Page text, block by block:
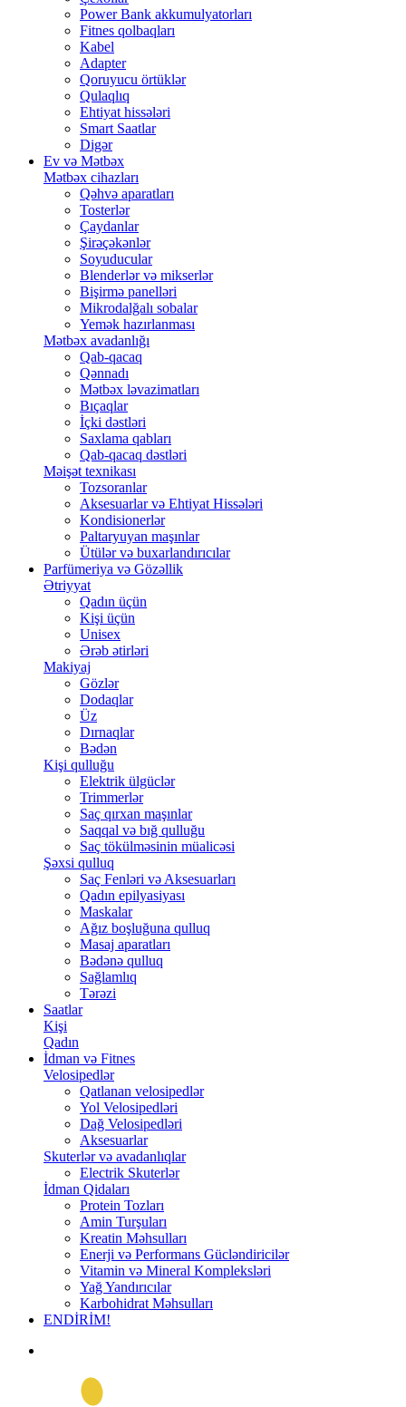
Power Bank akkumulyatorları
Fitnes qolbaqları
Kabel
Adapter
Qoruyucu örtüklər
Qulaqlıq
Ehtiyat hissələri
Smart Saatlar
Digər
Ev və Mətbəx
Mətbəx cihazları
Qəhvə aparatları
Tosterlər
Çaydanlar
Şirəçəkənlər
Soyuducular
Blenderlər və mikserlər
Bişirmə panelləri
Mikrodalğalı sobalar
Yemək hazırlanması
Mətbəx avadanlığı
Qab-qacaq
Qənnadı
Mətbəx ləvazimatları
Bıçaqlar
İçki dəstləri
Saxlama qabları
Qab-qacaq dəstləri
Məişət texnikası
Tozsoranlar
Aksesuarlar və Ehtiyat Hissələri
Kondisionerlər
Paltaryuyan maşınlar
Ütülər və buxarlandırıcılar
Parfümeriya və Gözəllik
Ətriyyat
Qadın üçün
Kişi üçün
Unisex
Ərəb ətirləri
Makiyaj
Gözlər
Dodaqlar
Üz
Dırnaqlar
Bədən
Kişi qulluğu
Elektrik ülgüclər
Trimmerlər
Saç qırxan maşınlar
Saqqal və bığ qulluğu
Saç tökülməsinin müalicəsi
Şəxsi qulluq
Saç Fenləri və Aksesuarları
Qadın epilyasiyası
Maskalar
Ağız boşluğuna qulluq
Masaj aparatları
Bədənə qulluq
Sağlamlıq
Tərəzi
Saatlar
Kişi
Qadın
İdman və Fitnes
Velosipedlər
Qatlanan velosipedlər
Yol Velosipedləri
Dağ Velosipedləri
Aksesuarlar
Skuterlər və avadanlıqlar
Electrik Skuterlər
İdman Qidaları
Protein Tozları
Amin Turşuları
Kreatin Məhsulları
Enerji və Performans Gücləndiricilər
Vitamin və Mineral Kompleksləri
Yağ Yandırıcılar
Karbohidrat Məhsulları
ENDİRİM!